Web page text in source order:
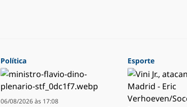
Política
06/08/2026 às 17:08
Esporte